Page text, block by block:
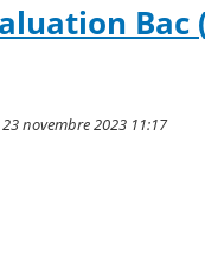
Bac
novembre 2023 11:17